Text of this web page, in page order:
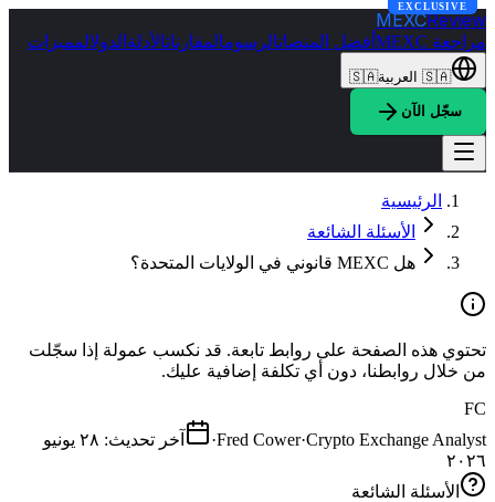
MEXCReview
مراجعة MEXC أفضل المنصاتالرسومالمقارناتالأدلة الدولالمميزات
🇸🇦 العربية🇸🇦
سجّل الآن
الرئيسية
الأسئلة الشائعة
هل MEXC قانوني في الولايات المتحدة؟
تحتوي هذه الصفحة على روابط تابعة. قد نكسب عمولة إذا سجّلت
من خلال روابطنا، دون أي تكلفة إضافية عليك.
FC
Fred Cower·Crypto Exchange Analyst
· آخر تحديث:
٢٨ يونيو
٢٠٢٦
الأسئلة الشائعة
EXCLUSIVE